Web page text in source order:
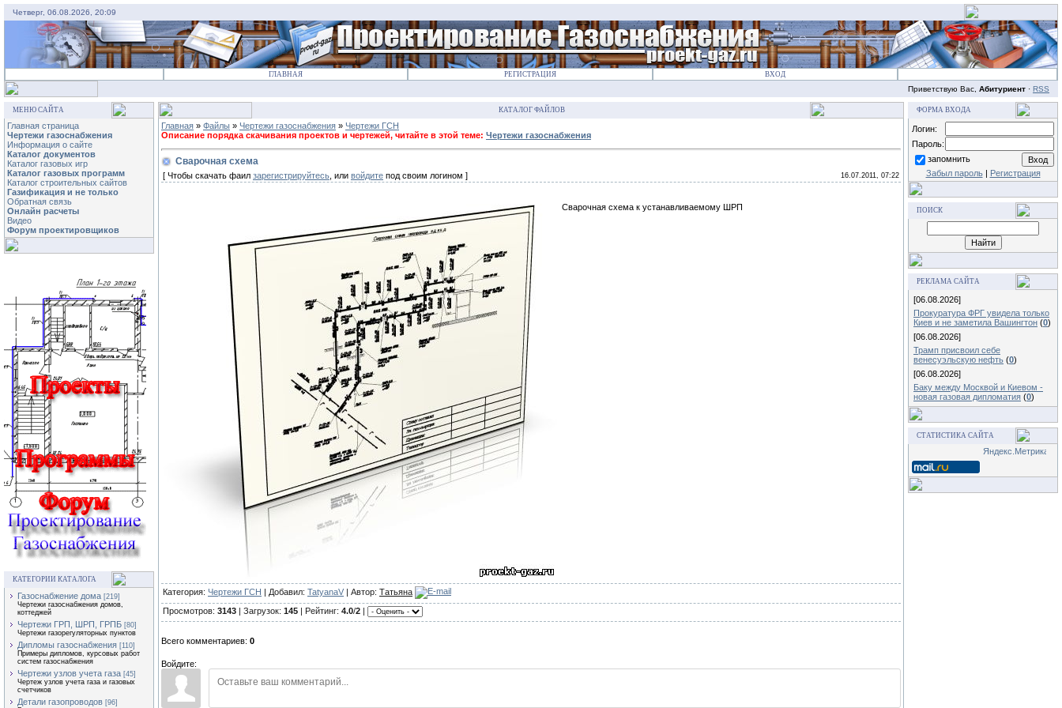
Четверг, 06.08.2026, 20:09
ГЛАВНАЯ РЕГИСТРАЦИЯ ВХОД
Приветствую Вас, Абитуриент · RSS
МЕНЮ САЙТА
Главная страница
Чертежи газоснабжения
Информация о сайте
Каталог документов
Каталог газовых игр
Каталог газовых программ
Каталог строительных сайтов
Газификация и не только
Обратная связь
Онлайн расчеты
Видео
Форум проектировщиков
КАТЕГОРИИ КАТАЛОГА
Газоснабжение дома [219]
Чертежи газоснабжения домов,
коттеджей
Чертежи ГРП, ШРП, ГРПБ [80]
Чертежи газорегуляторных пунктов
Дипломы газоснабжения [110]
Примеры дипломов, курсовых работ
систем газоснабжения
Чертежи узлов учета газа [45]
Чертеж узлов учета газа и газовых
счетчиков
Детали газопроводов [96]
КАТАЛОГ ФАЙЛОВ
Главная » Файлы » Чертежи газоснабжения » Чертежи ГСН
Описание порядка скачивания проектов и чертежей, читайте в этой теме: Чертежи газоснабжения
Сварочная схема
[ Чтобы скачать фаил зарегистрируйтесь , или войдите под своим логином ] 16.07.2011, 07:22
Сварочная схема к устанавливаемому ШРП
Категория: Чертежи ГСН | Добавил: TatyanaV | Автор: Татьяна
Просмотров: 3143 | Загрузок: 145 | Рейтинг: 4.0/2 |
Всего комментариев: 0
Войдите:
ФОРМА ВХОДА
Логин:
Пароль:
запомнить
Забыл пароль| Регистрация
ПОИСК
РЕКЛАМА САЙТА
[06.08.2026]
Прокуратура ФРГ увидела только
Киев и не заметила Вашингтон (0)
[06.08.2026]
Трамп присвоил себе
венесуэльскую нефть (0)
[06.08.2026]
Баку между Москвой и Киевом -
новая газовая дипломатия (0)
СТАТИСТИКА САЙТА